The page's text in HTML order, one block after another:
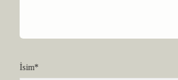
İsim*